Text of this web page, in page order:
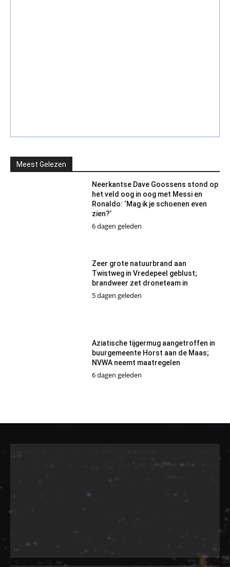
Meest Gelezen
Neerkantse Dave Goossens stond op
het veld oog in oog met Messi en
Ronaldo: ‘Mag ik je schoenen even
zien?’
6 dagen geleden
Zeer grote natuurbrand aan
Twistweg in Vredepeel geblust;
brandweer zet droneteam in
5 dagen geleden
Aziatische tijgermug aangetroffen in
buurgemeente Horst aan de Maas;
NVWA neemt maatregelen
6 dagen geleden